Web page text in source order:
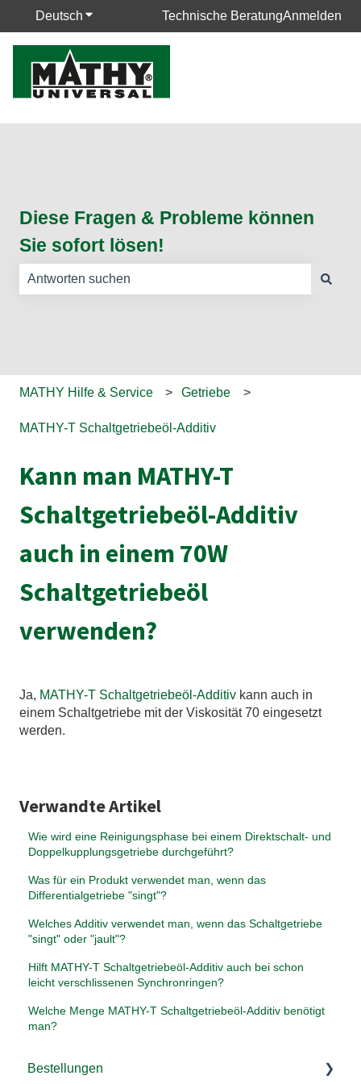
Deutsch Untermenü für Übersetzungen anzeigen
Technische BeratungAnmelden
Diese Fragen & Probleme können
Sie sofort lösen!
MATHY Hilfe & Service Getriebe
MATHY-T Schaltgetriebeöl-Additiv
Kann man MATHY-T
Schaltgetriebeöl-Additiv
auch in einem 70W
Schaltgetriebeöl
verwenden?
Ja, MATHY-T Schaltgetriebeöl-Additiv kann auch in
einem Schaltgetriebe mit der Viskosität 70 eingesetzt
werden.
Verwandte Artikel
Wie wird eine Reinigungsphase bei einem Direktschalt- und
Doppelkupplungsgetriebe durchgeführt?
Was für ein Produkt verwendet man, wenn das
Differentialgetriebe "singt"?
Welches Additiv verwendet man, wenn das Schaltgetriebe
"singt" oder "jault"?
Hilft MATHY-T Schaltgetriebeöl-Additiv auch bei schon
leicht verschlissenen Synchronringen?
Welche Menge MATHY-T Schaltgetriebeöl-Additiv benötigt
man?
Bestellungen